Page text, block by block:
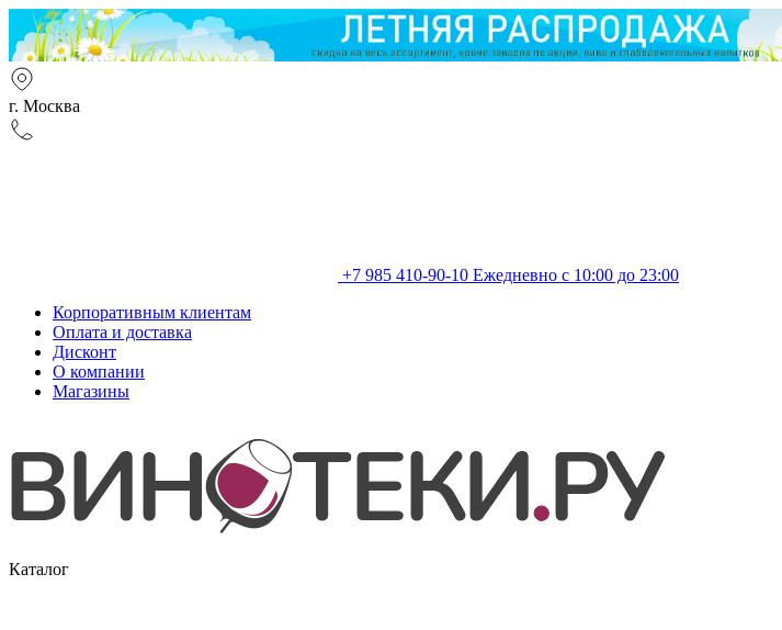
г. Москва
+7 985 410-90-10 Ежедневно с 10:00 до 23:00
Корпоративным клиентам
Оплата и доставка
Дисконт
О компании
Магазины
Каталог